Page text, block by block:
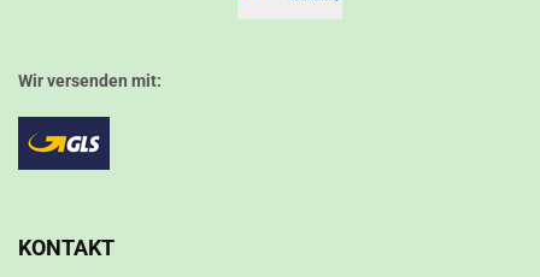
Wir versenden mit:
KONTAKT